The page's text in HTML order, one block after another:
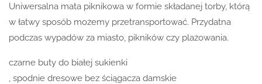
Uniwersalna mata piknikowa w formie składanej torby, którą
w łatwy sposób możemy przetransportować. Przydatna
podczas wypadów za miasto, pikników czy plażowania.
czarne buty do białej sukienki
, spodnie dresowe bez ściągacza damskie